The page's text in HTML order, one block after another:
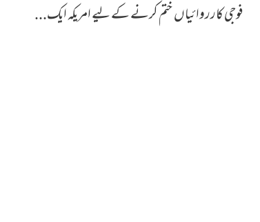
فوجی کارروائیاں ختم کرنے کے لیے امریکہ ایک...